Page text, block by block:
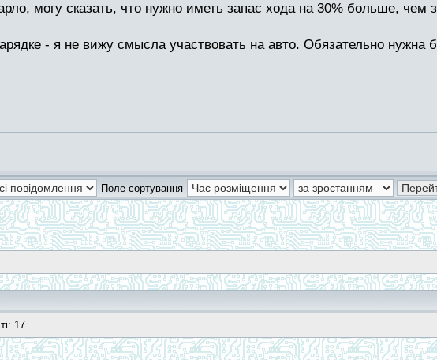
могу сказать, что нужно иметь запас хода на 30% больше, чем
- я не вижу смысла участвовать на авто. Обязательно нужна
Поле сортування
17